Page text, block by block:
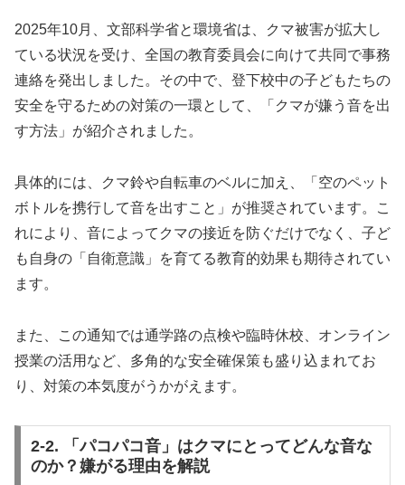
2025年10月、文部科学省と環境省は、クマ被害が拡大し
ている状況を受け、全国の教育委員会に向けて共同で事務
連絡を発出しました。その中で、登下校中の子どもたちの
安全を守るための対策の一環として、「クマが嫌う音を出
す方法」が紹介されました。
具体的には、クマ鈴や自転車のベルに加え、「空のペット
ボトルを携行して音を出すこと」が推奨されています。こ
れにより、音によってクマの接近を防ぐだけでなく、子ど
も自身の「自衛意識」を育てる教育的効果も期待されてい
ます。
また、この通知では通学路の点検や臨時休校、オンライン
授業の活用など、多角的な安全確保策も盛り込まれてお
り、対策の本気度がうかがえます。
2-2. 「パコパコ音」はクマにとってどんな音な
のか？嫌がる理由を解説